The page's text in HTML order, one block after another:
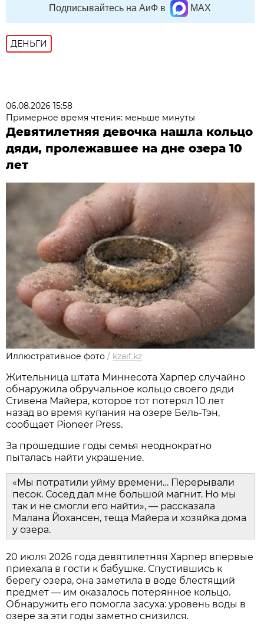
Подписывайтесь на АиФ в MAX
ДЕНЬГИ
06.08.2026 15:58
Примерное время чтения: меньше минуты
Девятилетняя девочка нашла кольцо
дяди, пролежавшее на дне озера 10
лет
Иллюстративное фото / kzaif.kz
Жительница штата Миннесота Харпер случайно
обнаружила обручальное кольцо своего дяди
Стивена Майера, которое тот потерял 10 лет
назад во время купания на озере Бель-Тэн,
сообщает Pioneer Press.
За прошедшие годы семья неоднократно
пыталась найти украшение.
«Мы потратили уйму времени… Перерывали
песок. Сосед дал мне большой магнит. Но мы
так и не смогли его найти», — рассказала
Малана Йохансен, теща Майера и хозяйка дома
у озера.
20 июля 2026 года девятилетняя Харпер впервые
приехала в гости к бабушке. Спустившись к
берегу озера, она заметила в воде блестящий
предмет — им оказалось потерянное кольцо.
Обнаружить его помогла засуха: уровень воды в
озере за эти годы заметно снизился.